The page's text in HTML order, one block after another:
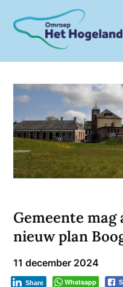
content
Gemeente mag
nieuw plan
11 december 2024
Whatsapp
Share